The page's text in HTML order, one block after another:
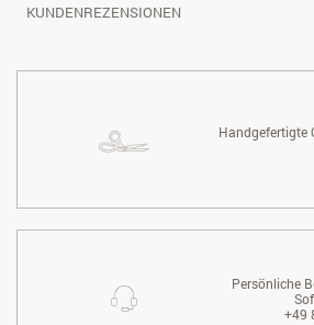
KUNDENREZENSIONEN
Handgefertigte
Persönliche
+49